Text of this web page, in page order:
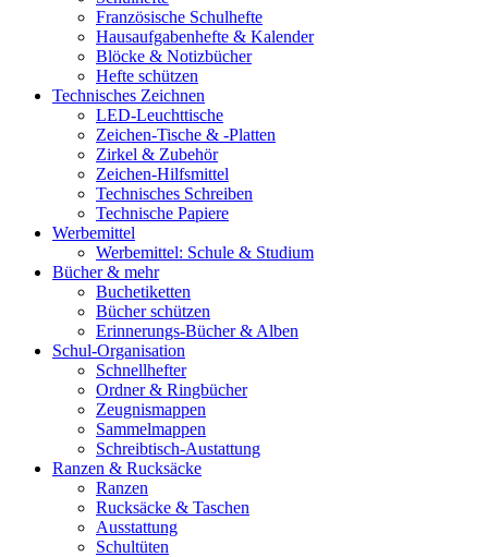
Französische Schulhefte
Hausaufgabenhefte & Kalender
Blöcke & Notizbücher
Hefte schützen
Technisches Zeichnen
LED-Leuchttische
Zeichen-Tische & -Platten
Zirkel & Zubehör
Zeichen-Hilfsmittel
Technisches Schreiben
Technische Papiere
Werbemittel
Werbemittel: Schule & Studium
Bücher & mehr
Buchetiketten
Bücher schützen
Erinnerungs-Bücher & Alben
Schul-Organisation
Schnellhefter
Ordner & Ringbücher
Zeugnismappen
Sammelmappen
Schreibtisch-Austattung
Ranzen & Rucksäcke
Ranzen
Rucksäcke & Taschen
Ausstattung
Schultüten